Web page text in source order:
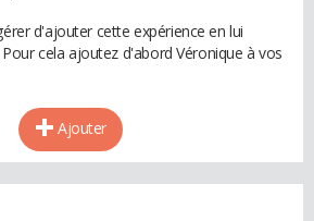
d'ajouter cette expérience en lui
cela ajoutez d'abord Véronique à vos
Ajouter